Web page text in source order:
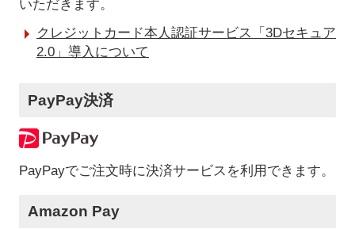
いただきます。
クレジットカード本人認証サービス「3Dセキュア
2.0」導入について
PayPay決済
PayPayでご注文時に決済サービスを利用できます。
Amazon Pay